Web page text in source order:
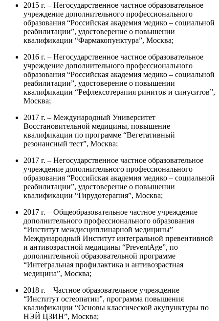
2015 г. – Негосударственное частное образовательное
учреждение дополнительного профессионального
образования “Российская академия медико – социальной
реабилитации”, удостоверение о повышении
квалификации “Фармакопунктура”, Москва;
2016 г. – Негосударственное частное образовательное
учреждение дополнительного профессионального
образования “Российская академия медико – социальной
реабилитации”, удостоверение о повышении
квалификации “Рефлексотерапия ринитов и синуситов”,
Москва;
2017 г. – Международный Университет
Восстановительной медицины, повышение
квалификации по программе “Вегетативный
резонансный тест”, Москва;
2017 г. – Негосударственное частное образовательное
учреждение дополнительного профессионального
образования “Российская академия медико – социальной
реабилитации”, удостоверение о повышении
квалификации “Гирудотерапия”, Москва;
2017 г. – Общеобразовательное частное учреждение
дополнительного профессионального образования
“Институт междисциплинарной медицины”
Международный Институт интегральной превентивной
и антивозрастной медицины “PreventAge”, по
дополнительной образовательной программе
“Интегральная профилактика и антивозрастная
медицина”, Москва;
2018 г. – Частное образовательное учреждение
“Институт остеопатии”, программа повышения
квалификации “Основы классической акупунктуры по
НЭЙ ЦЗИН”, Москва;